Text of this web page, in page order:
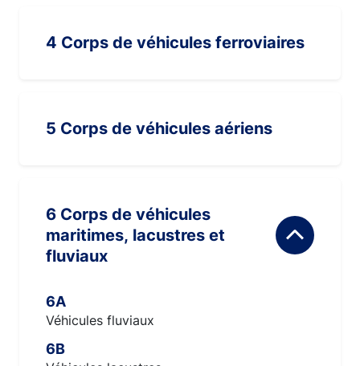
4 Corps de véhicules ferroviaires
5 Corps de véhicules aériens
6 Corps de véhicules
maritimes, lacustres et
fluviaux
6A
Véhicules fluviaux
6B